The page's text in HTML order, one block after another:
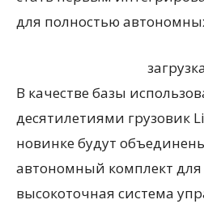
для полностью
В качестве базы
десятилетиями грузовик
новинке будут
автономный комплект для
высокоточная система